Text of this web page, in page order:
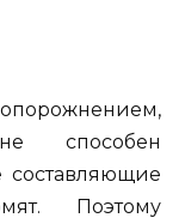
способен
составляющие
Поэтому